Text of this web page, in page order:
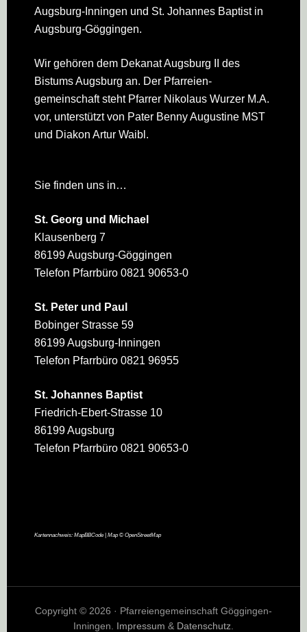
Augsburg-Inningen und St. Johannes Baptist in
Augsburg-Göggingen.
Wir gehören dem Dekanat Augsburg II des
Bistums Augsburg an. Der Pfarreien­
gemeinschaft steht Pfarrer Nikolaus Wurzer M.A.
vor, unterstützt von Pater Benny Augustine MST
und Diakon Artur Waibl.
Sie finden uns in…
St. Georg und Michael
Klausenberg 7
86199 Augsburg-Göggingen
Telefon Pfarrbüro 0821 90653-0
St. Peter und Paul
Bobinger Strasse 59
86199 Augsburg-Inningen
Telefon Pfarrbüro 0821 96955
St. Johannes Baptist
Friedrich-Ebert-Strasse 10
86199 Augsburg
Telefon Pfarrbüro 0821 90653-0
Kartennachweis: MapBBCode| Map © OpenStreetMap
Copyright © 2026 · Pfarreiengemeinschaft Göggingen-
Inningen. Impressum & Datenschutz.